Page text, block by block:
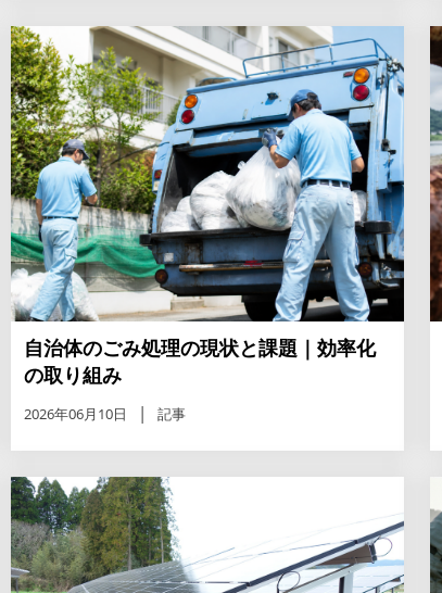
自治体のごみ処理の現状と課題｜効率化
の取り組み
2026年06月10日 記事